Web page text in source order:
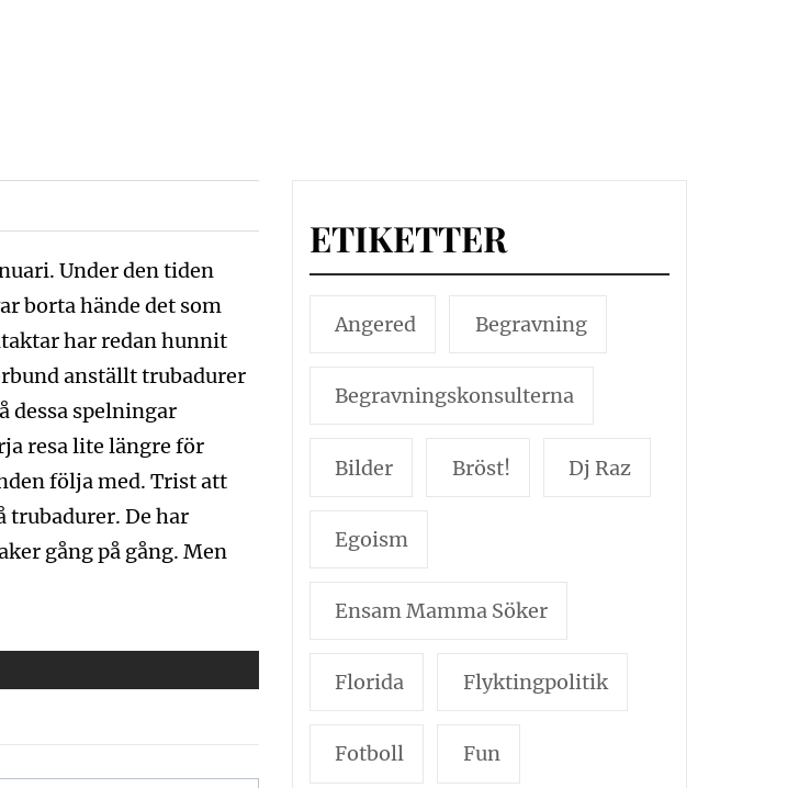
Under den tiden
borta hände det som
har redan hunnit
anställt trubadurer
dessa spelningar
resa lite längre för
följa med. Trist att
trubadurer. De har
gång på gång. Men
ETIKETTER
Angered Begravning
Begravningskonsulterna
Bilder Bröst! Dj Raz
Egoism
Ensam Mamma Söker
Florida Flyktingpolitik
Fotboll Fun